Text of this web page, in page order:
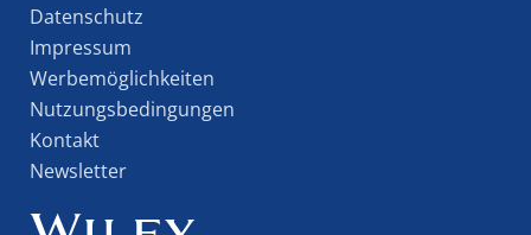
Datenschutz
Impressum
Werbemöglichkeiten
Nutzungsbedingungen
Kontakt
Newsletter